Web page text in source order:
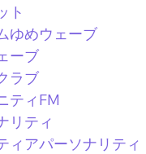
ト
ゆめウェーブ
ーブ
ラブ
ティFM
リティ
ィアパーソナリティ